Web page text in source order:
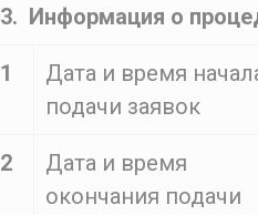
3. Информация о
1
Дата и время
подачи заявок
2
Дата и время
окончания подачи